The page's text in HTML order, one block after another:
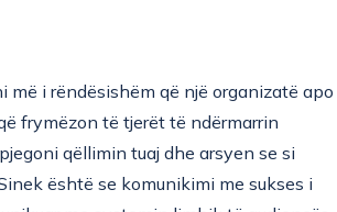
më i rëndësishëm që një organizatë apo
frymëzon të tjerët të ndërmarrin
qëllimin tuaj dhe arsyen se si
është se komunikimi me sukses i